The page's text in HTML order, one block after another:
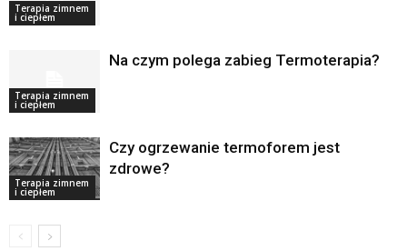
Terapia zimnem
i ciepłem
Terapia zimnem
i ciepłem
Na czym polega zabieg Termoterapia?
Terapia zimnem
i ciepłem
Czy ogrzewanie termoforem jest
zdrowe?